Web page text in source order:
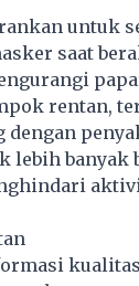
untuk
saat
rentan,
dengan
lebih banyak